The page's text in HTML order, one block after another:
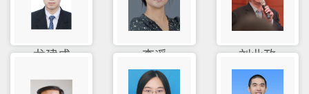
龙建成 李遥 刘业政